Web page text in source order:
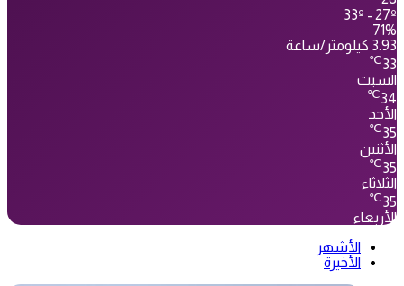
33º - 27º
71%
3.93 كيلومتر/ساعة
33
℃
السبت
34
℃
الأحد
35
℃
الأثنين
35
℃
الثلاثاء
35
℃
الأربعاء
الأشهر
الأخيرة